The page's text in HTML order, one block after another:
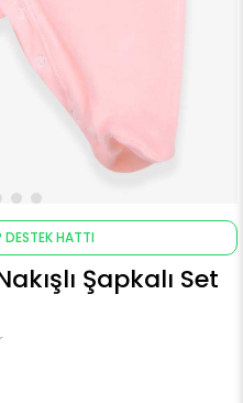
HATTI
Şapkalı Set